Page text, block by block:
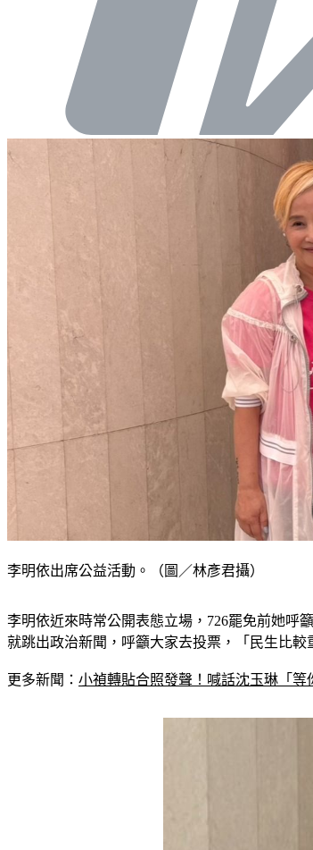
李明依出席公益活動。（圖／林彥君攝）
李明依近來時常公開表態立場，726罷免前她呼
就跳出政治新聞，呼籲大家去投票，「民生比
更多新聞： 小禎轉貼合照發聲！喊話沈玉琳「等